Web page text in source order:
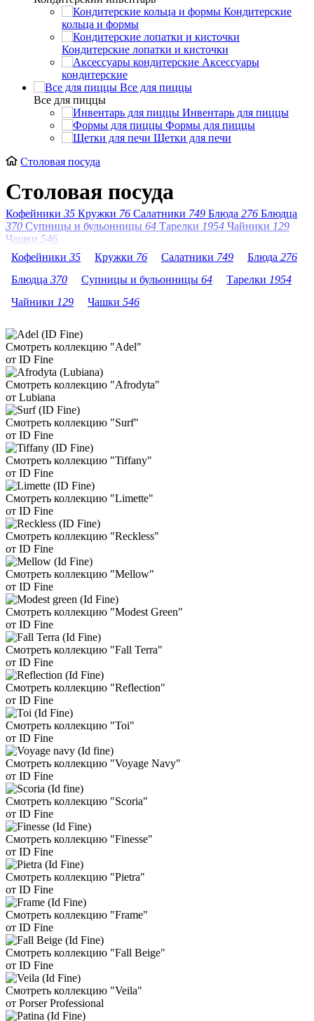
Кондитерские
кольца и формы
Кондитерские лопатки и кисточки
Аксессуары
кондитерские
Все для пиццы
Все для пиццы
Инвентарь для пиццы
Формы для пиццы
Щетки для печи
Столовая посуда
Столовая посуда
Кофейники 35 Кружки 76 Салатники 749 Блюда 276 Блюдца
370 Супницы и бульонницы 64 Тарелки 1954 Чайники 129
Чашки 546
Кофейники 35 Кружки 76 Салатники 749 Блюда 276
Блюдца 370 Супницы и бульонницы 64 Тарелки 1954
Чайники 129 Чашки 546
Смотреть коллекцию "Adel"
от ID Fine
Смотреть коллекцию "Afrodyta"
от Lubiana
Смотреть коллекцию "Surf"
от ID Fine
Смотреть коллекцию "Tiffany"
от ID Fine
Смотреть коллекцию "Limette"
от ID Fine
Смотреть коллекцию "Reckless"
от ID Fine
Смотреть коллекцию "Mellow"
от ID Fine
Смотреть коллекцию "Modest Green"
от ID Fine
Смотреть коллекцию "Fall Terra"
от ID Fine
Смотреть коллекцию "Reflection"
от ID Fine
Смотреть коллекцию "Toi"
от ID Fine
Смотреть коллекцию "Voyage Navy"
от ID Fine
Смотреть коллекцию "Scoria"
от ID Fine
Смотреть коллекцию "Finesse"
от ID Fine
Смотреть коллекцию "Pietra"
от ID Fine
Смотреть коллекцию "Frame"
от ID Fine
Смотреть коллекцию "Fall Beige"
от ID Fine
Смотреть коллекцию "Veila"
от Porser Professional